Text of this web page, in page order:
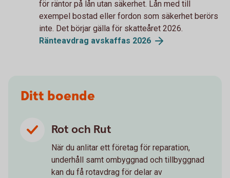
för räntor på lån utan säkerhet. Lån med till
exempel bostad eller fordon som säkerhet berörs
inte. Det börjar gälla för skatteåret 2026.
Ränteavdrag avskaffas 2026
Ditt boende
Rot och Rut
När du anlitar ett företag för reparation,
underhåll samt ombyggnad och tillbyggnad
kan du få rotavdrag för delar av